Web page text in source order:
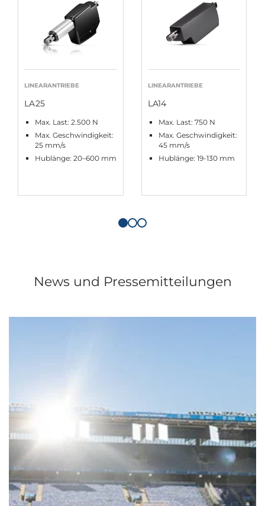
LINEARANTRIEBE
LA25
Max. Last: 2.500 N
Max. Geschwindigkeit:
25 mm/s
Hublänge: 20–600 mm
LINEARANTRIEBE
LA14
Max. Last: 750 N
Max. Geschwindigkeit:
45 mm/s
Hublänge: 19-130 mm
News und Pressemitteilungen